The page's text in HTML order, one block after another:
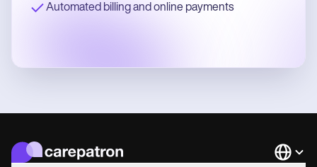
Automated billing and online payments